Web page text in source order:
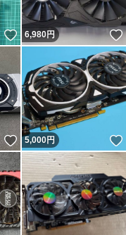
いいね！
6,980円
いいね！
5,000円